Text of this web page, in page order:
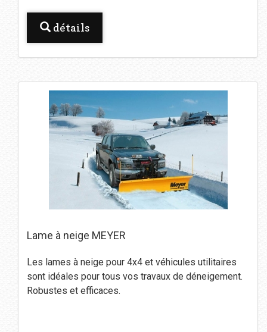
détails
Lame à neige MEYER
Les lames à neige pour 4x4 et véhicules utilitaires
sont idéales pour tous vos travaux de déneigement.
Robustes et efficaces.